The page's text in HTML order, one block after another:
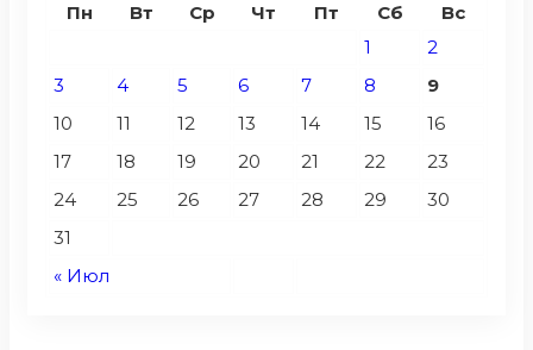
Пн
Вт Ср Чт Пт Сб Вс
« Июл
1
2
3
4 5 6 7 8
9
10
11 12 13 14 15
16
17
18 19 20 21 22
23
24
25 26 27 28 29
30
31